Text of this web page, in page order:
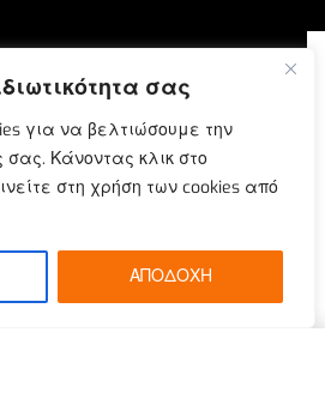
σας
για να βελτιώσουμε την
σας. Κάνοντας κλικ στο
στη χρήση των cookies από
ΑΠΟΔΟΧΗ
reserved | Produced by